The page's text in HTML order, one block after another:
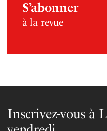
S’abonner
à la revue
Inscrivez-vous à